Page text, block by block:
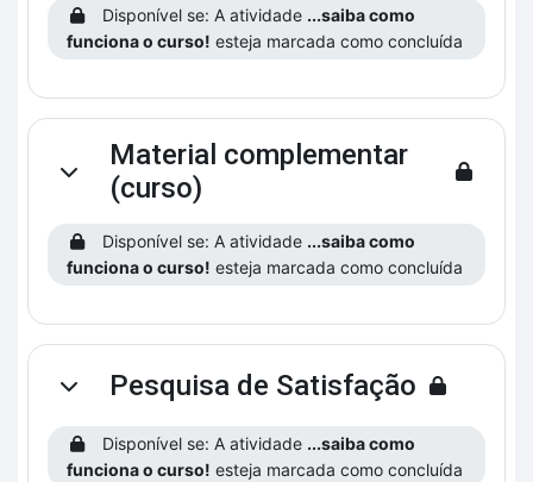
Disponível se: A atividade ...saiba como
funciona o curso! esteja marcada como concluída
Contrair
Material complementar
(curso)
Disponível se: A atividade ...saiba como
funciona o curso! esteja marcada como concluída
ContrairPesquisa de Satisfação
Disponível se: A atividade ...saiba como
funciona o curso! esteja marcada como concluída